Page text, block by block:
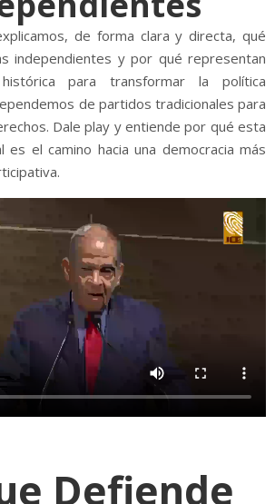
de forma clara y directa, qué
independientes y por qué representan
para transformar la política
de partidos tradicionales para
Dale play y entiende por qué esta
es el camino hacia una democracia más
Defiende